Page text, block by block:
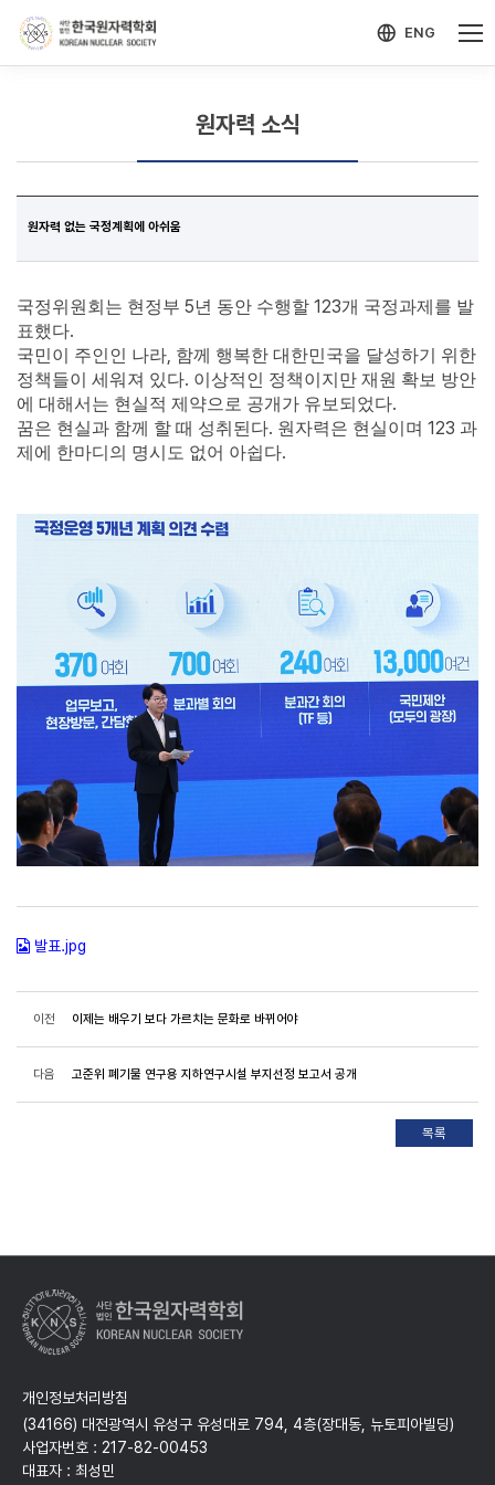
ENG
원자력 소식
원자력 없는 국정계획에 아쉬움
국정위원회는 현정부 5년 동안 수행할 123개 국정과제를 발
표했다.
국민이 주인인 나라, 함께 행복한 대한민국을 달성하기 위한
정책들이 세워져 있다. 이상적인 정책이지만 재원 확보 방안
에 대해서는 현실적 제약으로 공개가 유보되었다.
꿈은 현실과 함께 할 때 성취된다. 원자력은 현실이며 123 과
제에 한마디의 명시도 없어 아쉽다.
발표.jpg
이전 이제는 배우기 보다 가르치는 문화로 바뀌어야
다음 고준위 폐기물 연구용 지하연구시설 부지선정 보고서 공개
개인정보처리방침
(34166) 대전광역시 유성구 유성대로 794, 4층(장대동, 뉴토피아빌딩)
사업자번호 : 217-82-00453
대표자 : 최성민